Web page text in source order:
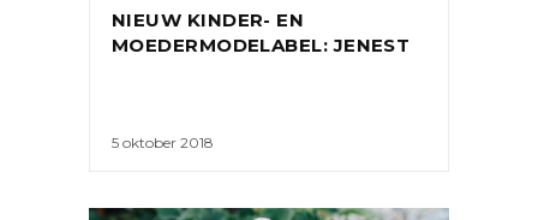
NIEUW KINDER- EN
MOEDERMODELABEL: JENEST
5 oktober 2018